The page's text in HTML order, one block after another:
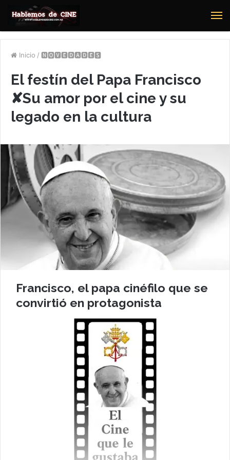
Inicio / 🅽🅾🆅🅴🅳🅰🅳🅴🆂
El festín del Papa Francisco
✘Su amor por el cine y su
legado en la cultura
Francisco, el papa cinéfilo que se
convirtió en protagonista